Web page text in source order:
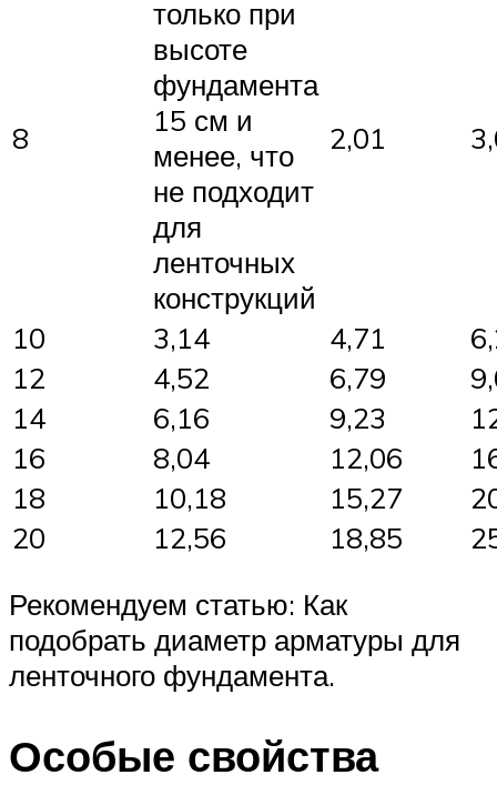
8
только при
высоте
фундамента
15 см и
менее, что
не подходит
для
ленточных
конструкций
2,01
10 3,14 4,71
12
4,52 6,79
14
6,16 9,23
16
8,04 12,06
18
10,18 15,27
20
12,56 18,85
Рекомендуем статью: Как
подобрать диаметр арматуры для
ленточного фундамента.
Особые свойства